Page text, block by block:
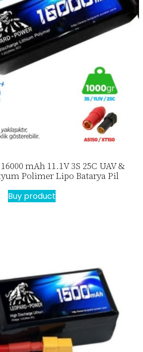
mAh 11.1V 3S 25C UAV &
Polimer Lipo Batarya Pil
Buy product